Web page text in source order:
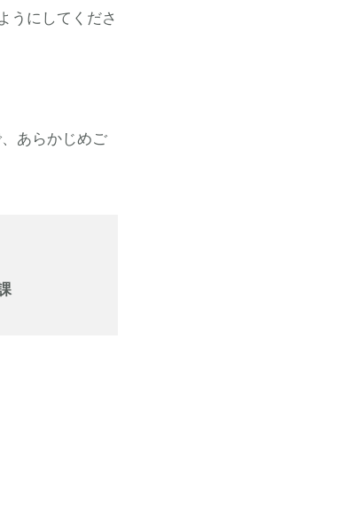
うにしてくださ
あらかじめご